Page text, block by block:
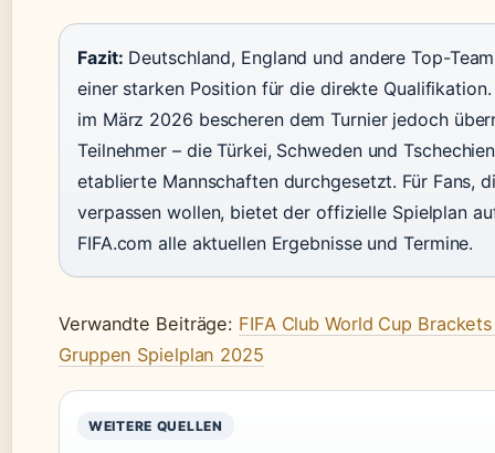
Fazit: Deutschland, England und andere Top-
einer starken Position für die direkte
im März 2026 bescheren dem Turnier jedoch
Teilnehmer – die Türkei, Schweden und
etablierte Mannschaften durchgesetzt. Für Fans,
verpassen wollen, bietet der offizielle Spielplan
FIFA.com alle aktuellen Ergebnisse und Termine.
Verwandte Beiträge: FIFA Club World Cup
Gruppen Spielplan 2025
WEITERE QUELLEN